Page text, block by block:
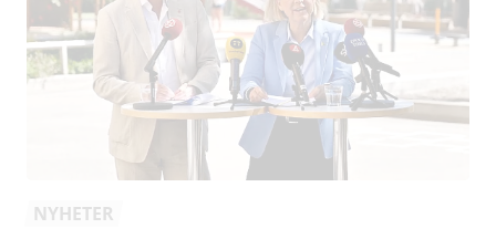
NYHETER